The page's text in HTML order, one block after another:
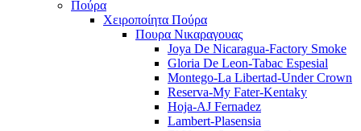
Πούρα
Χειροποίητα Πούρα
Πουρα Νικαραγουας
Joya De Nicaragua-Factory Smoke
Gloria De Leon-Tabac Espesial
Montego-La Libertad-Under Crown
Reserva-My Fater-Kentaky
Hoja-AJ Fernadez
Lambert-Plasensia